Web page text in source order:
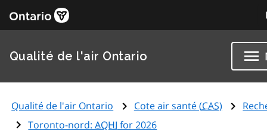
Qualité de l'air Ontario
Qualité de l'air Ontario Cote air santé (CAS)
Toronto-nord:AQHI for 2026